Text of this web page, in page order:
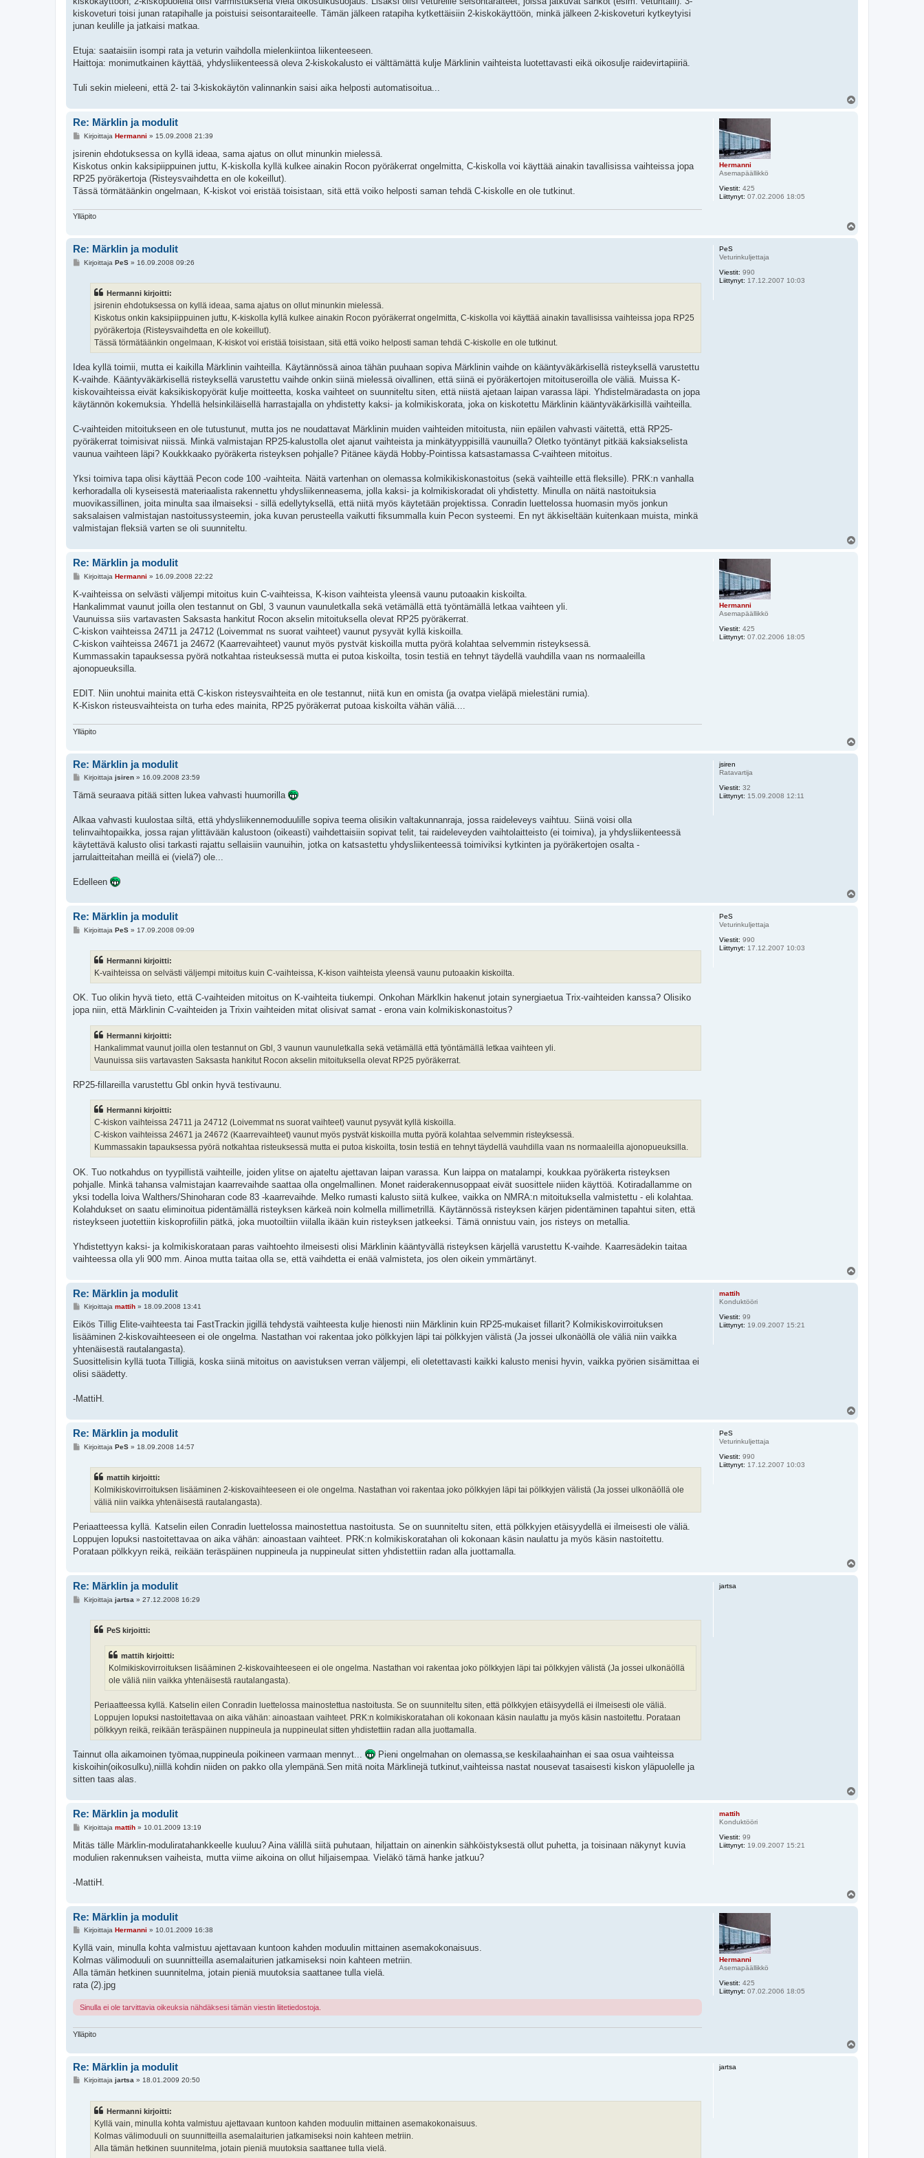
kiskoveturi toisi junan ratapihalle ja poistuisi seisontaraiteelle. Tämän jälkeen ratapiha kytkettäisiin 2-kiskokäyttöön, minkä jälkeen 2-kiskoveturi kytkeytyisi
junan keulille ja jatkaisi matkaa.
Etuja: saataisiin isompi rata ja veturin vaihdolla mielenkiintoa liikenteeseen.
Haittoja: monimutkainen käyttää, yhdysliikenteessä oleva 2-kiskokalusto ei välttämättä kulje Märklinin vaihteista luotettavasti eikä oikosulje raidevirtapiiriä.
Tuli sekin mieleeni, että 2- tai 3-kiskokäytön valinnankin saisi aika helposti automatisoitua...
Hermanni
Asemapäällikkö
Viestit: 425
Liittynyt: 07.02.2006 18:05
Re: Märklin ja modulit
V
e
t
i
Kirjoittaja Hermanni » 15.09.2008 21:39
jsirenin ehdotuksessa on kyllä ideaa, sama ajatus on ollut minunkin mielessä.
Kiskotus onkin kaksipiippuinen juttu, K-kiskolla kyllä kulkee ainakin Rocon pyöräkerrat ongelmitta, C-kiskolla voi käyttää ainakin tavallisissa vaihteissa jopa
RP25 pyöräkertoja (Risteysvaihdetta en ole kokeillut).
Tässä törmätäänkin ongelmaan, K-kiskot voi eristää toisistaan, sitä että voiko helposti saman tehdä C-kiskolle en ole tutkinut.
Ylläpito
PeS
Veturinkuljettaja
Viestit: 990
Liittynyt: 17.12.2007 10:03
Re: Märklin ja modulit
VKirjoittaja PeS» 16.09.2008 09:26
Hermanni kirjoitti:
jsirenin ehdotuksessa on kyllä ideaa, sama ajatus on ollut minunkin mielessä.
Kiskotus onkin kaksipiippuinen juttu, K-kiskolla kyllä kulkee ainakin Rocon pyöräkerrat ongelmitta, C-kiskolla voi käyttää ainakin tavallisissa vaihteissa jopa RP25
pyöräkertoja (Risteysvaihdetta en ole kokeillut).
Tässä törmätäänkin ongelmaan, K-kiskot voi eristää toisistaan, sitä että voiko helposti saman tehdä C-kiskolle en ole tutkinut.
Idea kyllä toimii, mutta ei kaikilla Märklinin vaihteilla. Käytännössä ainoa tähän puuhaan sopiva Märklinin vaihde on kääntyväkärkisellä risteyksellä varustettu
K-vaihde. Kääntyväkärkisellä risteyksellä varustettu vaihde onkin siinä mielessä oivallinen, että siinä ei pyöräkertojen mitoituseroilla ole väliä. Muissa K-
kiskovaihteissa eivät kaksikiskopyörät kulje moitteetta, koska vaihteet on suunniteltu siten, että niistä ajetaan laipan varassa läpi. Yhdistelmäradasta on jopa
käytännön kokemuksia. Yhdellä helsinkiläisellä harrastajalla on yhdistetty kaksi- ja kolmikiskorata, joka on kiskotettu Märklinin kääntyväkärkisillä vaihteilla.
C-vaihteiden mitoitukseen en ole tutustunut, mutta jos ne noudattavat Märklinin muiden vaihteiden mitoitusta, niin epäilen vahvasti väitettä, että RP25-
pyöräkerrat toimisivat niissä. Minkä valmistajan RP25-kalustolla olet ajanut vaihteista ja minkätyyppisillä vaunuilla? Oletko työntänyt pitkää kaksiakselista
vaunua vaihteen läpi? Koukkkaako pyöräkerta risteyksen pohjalle? Pitänee käydä Hobby-Pointissa katsastamassa C-vaihteen mitoitus.
Yksi toimiva tapa olisi käyttää Pecon code 100 -vaihteita. Näitä vartenhan on olemassa kolmikikiskonastoitus (sekä vaihteille että fleksille). PRK:n vanhalla
kerhoradalla oli kyseisestä materiaalista rakennettu yhdysliikenneasema, jolla kaksi- ja kolmikiskoradat oli yhdistetty. Minulla on näitä nastoituksia
muovikassillinen, joita minulta saa ilmaiseksi - sillä edellytyksellä, että niitä myös käytetään projektissa. Conradin luettelossa huomasin myös jonkun
saksalaisen valmistajan nastoitussysteemin, joka kuvan perusteella vaikutti fiksummalla kuin Pecon systeemi. En nyt äkkiseltään kuitenkaan muista, minkä
valmistajan fleksiä varten se oli suunniteltu.
Hermanni
Asemapäällikkö
Viestit: 425
Liittynyt: 07.02.2006 18:05
Re: Märklin ja modulit
V
e
t
i
Kirjoittaja Hermanni » 16.09.2008 22:22
K-vaihteissa on selvästi väljempi mitoitus kuin C-vaihteissa, K-kison vaihteista yleensä vaunu putoaakin kiskoilta.
Hankalimmat vaunut joilla olen testannut on Gbl, 3 vaunun vaunuletkalla sekä vetämällä että työntämällä letkaa vaihteen yli.
Vaunuissa siis vartavasten Saksasta hankitut Rocon akselin mitoituksella olevat RP25 pyöräkerrat.
C-kiskon vaihteissa 24711 ja 24712 (Loivemmat ns suorat vaihteet) vaunut pysyvät kyllä kiskoilla.
C-kiskon vaihteissa 24671 ja 24672 (Kaarrevaihteet) vaunut myös pystvät kiskoilla mutta pyörä kolahtaa selvemmin risteyksessä.
Kummassakin tapauksessa pyörä notkahtaa risteuksessä mutta ei putoa kiskoilta, tosin testiä en tehnyt täydellä vauhdilla vaan ns normaaleilla
ajonopueuksilla.
EDIT. Niin unohtui mainita että C-kiskon risteysvaihteita en ole testannut, niitä kun en omista (ja ovatpa vieläpä mielestäni rumia).
K-Kiskon risteusvaihteista on turha edes mainita, RP25 pyöräkerrat putoaa kiskoilta vähän väliä....
Ylläpito
jsiren
Ratavartija
Viestit: 32
Liittynyt: 15.09.2008 12:11
Re: Märklin ja modulit
V
e
i
Kirjoittaja jsiren» 16.09.2008 23:59
Tämä seuraava pitää sitten lukea vahvasti huumorilla
Alkaa vahvasti kuulostaa siltä, että yhdysliikennemoduulille sopiva teema olisikin valtakunnanraja, jossa raideleveys vaihtuu. Siinä voisi olla
telinvaihtopaikka, jossa rajan ylittävään kalustoon (oikeasti) vaihdettaisiin sopivat telit, tai raideleveyden vaihtolaitteisto (ei toimiva), ja yhdysliikenteessä
käytettävä kalusto olisi tarkasti rajattu sellaisiin vaunuihin, jotka on katsastettu yhdysliikenteessä toimiviksi kytkinten ja pyöräkertojen osalta -
jarrulaitteitahan meillä ei (vielä?) ole...
Edelleen
PeS
Veturinkuljettaja
Viestit: 990
Liittynyt: 17.12.2007 10:03
Re: Märklin ja modulit
VKirjoittaja PeS» 17.09.2008 09:09
Hermanni kirjoitti:
K-vaihteissa on selvästi väljempi mitoitus kuin C-vaihteissa, K-kison vaihteista yleensä vaunu putoaakin kiskoilta.
OK. Tuo olikin hyvä tieto, että C-vaihteiden mitoitus on K-vaihteita tiukempi. Onkohan Märklkin hakenut jotain synergiaetua Trix-vaihteiden kanssa? Olisiko
jopa niin, että Märklinin C-vaihteiden ja Trixin vaihteiden mitat olisivat samat - erona vain kolmikiskonastoitus?
Hermanni kirjoitti:
Hankalimmat vaunut joilla olen testannut on Gbl, 3 vaunun vaunuletkalla sekä vetämällä että työntämällä letkaa vaihteen yli.
Vaunuissa siis vartavasten Saksasta hankitut Rocon akselin mitoituksella olevat RP25 pyöräkerrat.
RP25-fillareilla varustettu Gbl onkin hyvä testivaunu.
Hermanni kirjoitti:
C-kiskon vaihteissa 24711 ja 24712 (Loivemmat ns suorat vaihteet) vaunut pysyvät kyllä kiskoilla.
C-kiskon vaihteissa 24671 ja 24672 (Kaarrevaihteet) vaunut myös pystvät kiskoilla mutta pyörä kolahtaa selvemmin risteyksessä.
Kummassakin tapauksessa pyörä notkahtaa risteuksessä mutta ei putoa kiskoilta, tosin testiä en tehnyt täydellä vauhdilla vaan ns normaaleilla ajonopueuksilla.
OK. Tuo notkahdus on tyypillistä vaihteille, joiden ylitse on ajateltu ajettavan laipan varassa. Kun laippa on matalampi, koukkaa pyöräkerta risteyksen
pohjalle. Minkä tahansa valmistajan kaarrevaihde saattaa olla ongelmallinen. Monet raiderakennusoppaat eivät suosittele niiden käyttöä. Kotiradallamme on
yksi todella loiva Walthers/Shinoharan code 83 -kaarrevaihde. Melko rumasti kalusto siitä kulkee, vaikka on NMRA:n mitoituksella valmistettu - eli kolahtaa.
Kolahdukset on saatu eliminoitua pidentämällä risteyksen kärkeä noin kolmella millimetrillä. Käytännössä risteyksen kärjen pidentäminen tapahtui siten, että
risteykseen juotettiin kiskoprofiilin pätkä, joka muotoiltiin viilalla ikään kuin risteyksen jatkeeksi. Tämä onnistuu vain, jos risteys on metallia.
Yhdistettyyn kaksi- ja kolmikiskorataan paras vaihtoehto ilmeisesti olisi Märklinin kääntyvällä risteyksen kärjellä varustettu K-vaihde. Kaarresädekin taitaa
vaihteessa olla yli 900 mm. Ainoa mutta taitaa olla se, että vaihdetta ei enää valmisteta, jos olen oikein ymmärtänyt.
mattih
Konduktööri
Viestit: 99
Liittynyt: 19.09.2007 15:21
Re: Märklin ja modulit
V
e
t
i
Kirjoittaja mattih» 18.09.2008 13:41
Eikös Tillig Elite-vaihteesta tai FastTrackin jigillä tehdystä vaihteesta kulje hienosti niin Märklinin kuin RP25-mukaiset fillarit? Kolmikiskovirroituksen
lisääminen 2-kiskovaihteeseen ei ole ongelma. Nastathan voi rakentaa joko pölkkyjen läpi tai pölkkyjen välistä (Ja jossei ulkonäöllä ole väliä niin vaikka
yhtenäisestä rautalangasta).
Suosittelisin kyllä tuota Tilligiä, koska siinä mitoitus on aavistuksen verran väljempi, eli oletettavasti kaikki kalusto menisi hyvin, vaikka pyörien sisämittaa ei
olisi säädetty.
-MattiH.
PeS
Veturinkuljettaja
Viestit: 990
Liittynyt: 17.12.2007 10:03
Re: Märklin ja modulit
VKirjoittaja PeS» 18.09.2008 14:57
mattih kirjoitti:
Kolmikiskovirroituksen lisääminen 2-kiskovaihteeseen ei ole ongelma. Nastathan voi rakentaa joko pölkkyjen läpi tai pölkkyjen välistä (Ja jossei ulkonäöllä ole
väliä niin vaikka yhtenäisestä rautalangasta).
Periaatteessa kyllä. Katselin eilen Conradin luettelossa mainostettua nastoitusta. Se on suunniteltu siten, että pölkkyjen etäisyydellä ei ilmeisesti ole väliä.
Loppujen lopuksi nastoitettavaa on aika vähän: ainoastaan vaihteet. PRK:n kolmikiskoratahan oli kokonaan käsin naulattu ja myös käsin nastoitettu.
Porataan pölkkyyn reikä, reikään teräspäinen nuppineula ja nuppineulat sitten yhdistettiin radan alla juottamalla.
jartsa
Re: Märklin ja modulit
VKirjoittaja jartsa » 27.12.2008 16:29
PeS kirjoitti:
mattih kirjoitti:
Kolmikiskovirroituksen lisääminen 2-kiskovaihteeseen ei ole ongelma. Nastathan voi rakentaa joko pölkkyjen läpi tai pölkkyjen välistä (Ja jossei ulkonäöllä
ole väliä niin vaikka yhtenäisestä rautalangasta).
Periaatteessa kyllä. Katselin eilen Conradin luettelossa mainostettua nastoitusta. Se on suunniteltu siten, että pölkkyjen etäisyydellä ei ilmeisesti ole väliä.
Loppujen lopuksi nastoitettavaa on aika vähän: ainoastaan vaihteet. PRK:n kolmikiskoratahan oli kokonaan käsin naulattu ja myös käsin nastoitettu. Porataan
pölkkyyn reikä, reikään teräspäinen nuppineula ja nuppineulat sitten yhdistettiin radan alla juottamalla.
Tainnut olla aikamoinen työmaa,nuppineula poikineen varmaan mennyt...
Pieni ongelmahan on olemassa,se keskilaahainhan ei saa osua vaihteissa
kiskoihin(oikosulku),niillä kohdin niiden on pakko olla ylempänä.Sen mitä noita Märklinejä tutkinut,vaihteissa nastat nousevat tasaisesti kiskon yläpuolelle ja
sitten taas alas.
mattih
Konduktööri
Viestit: 99
Liittynyt: 19.09.2007 15:21
Re: Märklin ja modulit
V
e
t
Kirjoittaja mattih» 10.01.2009 13:19
Mitäs tälle Märklin-moduliratahankkeelle kuuluu? Aina välillä siitä puhutaan, hiljattain on ainenkin sähköistyksestä ollut puhetta, ja toisinaan näkynyt kuvia
modulien rakennuksen vaiheista, mutta viime aikoina on ollut hiljaisempaa. Vieläkö tämä hanke jatkuu?
-MattiH.
Hermanni
Asemapäällikkö
Viestit: 425
Liittynyt: 07.02.2006 18:05
Re: Märklin ja modulit
V
e
s
t
i
Kirjoittaja Hermanni » 10.01.2009 16:38
Kyllä vain, minulla kohta valmistuu ajettavaan kuntoon kahden moduulin mittainen asemakokonaisuus.
Kolmas välimoduuli on suunnitteilla asemalaiturien jatkamiseksi noin kahteen metriin.
Alla tämän hetkinen suunnitelma, jotain pieniä muutoksia saattanee tulla vielä.
rata (2).jpg
Sinulla ei ole tarvittavia oikeuksia nähdäksesi tämän viestin liitetiedostoja.
Ylläpito
jartsa
Re: Märklin ja modulit
VKirjoittaja jartsa» 18.01.2009 20:50
Hermanni kirjoitti:
Kyllä vain, minulla kohta valmistuu ajettavaan kuntoon kahden moduulin mittainen asemakokonaisuus.
Kolmas välimoduuli on suunnitteilla asemalaiturien jatkamiseksi noin kahteen metriin.
Alla tämän hetkinen suunnitelma, jotain pieniä muutoksia saattanee tulla vielä.